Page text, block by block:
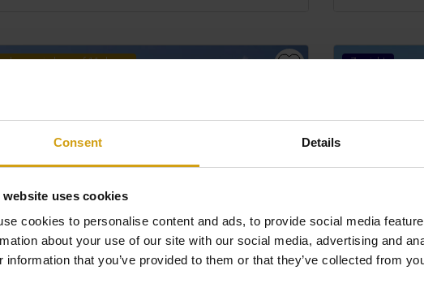
Consent Details
website uses cookies
cookies to personalise content and ads, to provide social media
about your use of our site with our social media, advertising and
information that you’ve provided to them or that they’ve collected from
huurperiode vanaf 11 dagen
Zeezicht